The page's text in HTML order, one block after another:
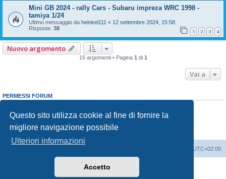
Questo sito utilizza cookie al fine di fornire la
migliore navigazione possibile
Ulteriori informazioni
Accetto
Mini GB 2024 - rally Cars - Subaru impreza WRC 1998 -
tamiya 1/24
Ultimo messaggio da heinkel111 « 12 settembre 2024, 15:58
Risposte: 38 1 2 3 4
Nuovo argomento
15 argomenti • Pagina 1 di 1
Vai a
PERMESSI FORUM
Non puoirispondere negli argomenti
Non puoimodificare i tuoi messaggi
Non puoicancellare i tuoi messaggi
Non puoi
inviare allegati
UTC+02:00
phpBB® Forum Software © phpBB Limited
Traduzione ItalianaphpBB-Italia.it